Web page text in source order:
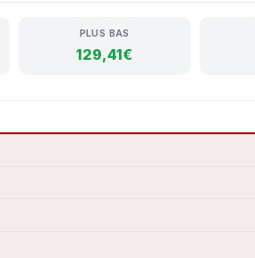
PLUS BAS
129,41€